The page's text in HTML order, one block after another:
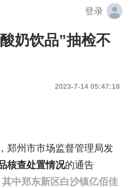
登录
奶饮品”抽检不
2023-7-14 05:47:18
郑州市市场监督管理局发
核查处置情况的通告
其中郑东新区白沙镇亿佰佳